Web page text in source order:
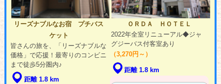
リーズナブルなお宿 プチバス
ケット
皆さんの旅を、「リーズナブルな
価格」で応援！最寄りのコンビニ
まで徒歩5分圏内♪
距離 1.8 km
ＯＲＤＡ ＨＯＴＥＬ
2022年全室リニューアル◆ジャ
グジーバス付客室あり
（3,270円～）
距離 1.8 km